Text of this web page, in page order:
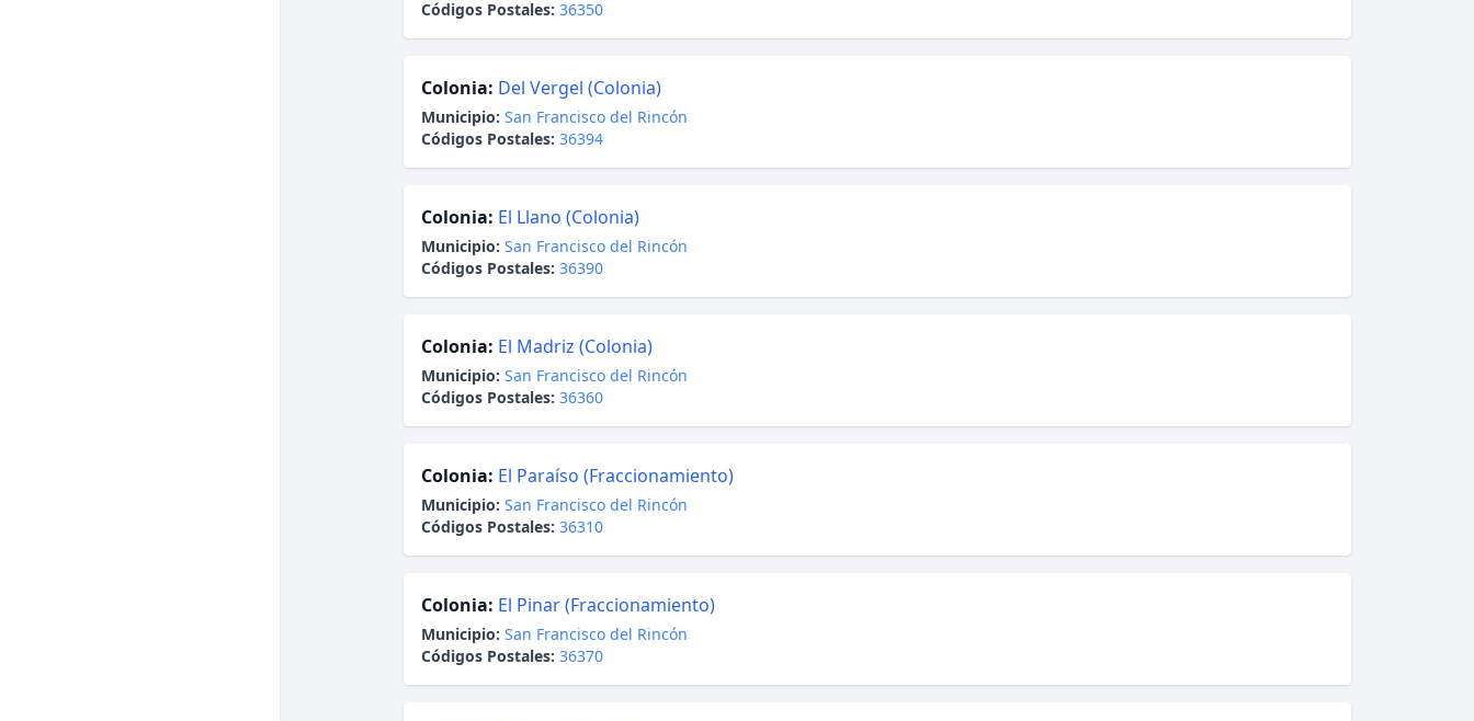
Códigos Postales: 36350
Colonia: Del Vergel (Colonia)
Municipio: San Francisco del Rincón
Códigos Postales: 36394
Colonia: El Llano (Colonia)
Municipio: San Francisco del Rincón
Códigos Postales: 36390
Colonia: El Madriz (Colonia)
Municipio: San Francisco del Rincón
Códigos Postales: 36360
Colonia: El Paraíso (Fraccionamiento)
Municipio: San Francisco del Rincón
Códigos Postales: 36310
Colonia: El Pinar (Fraccionamiento)
Municipio: San Francisco del Rincón
Códigos Postales: 36370